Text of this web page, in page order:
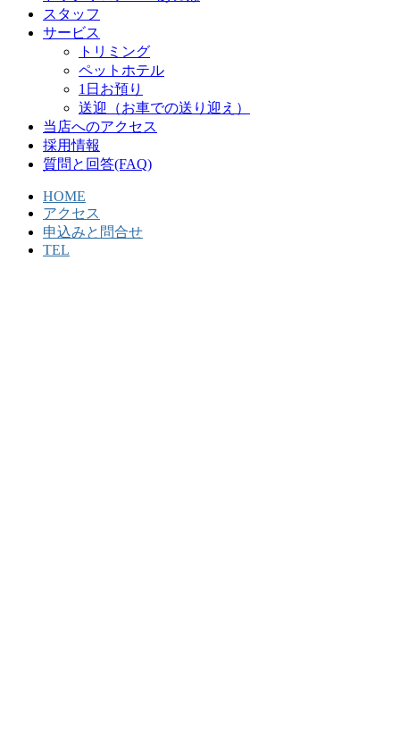
スタッフ
サービス
トリミング
ペットホテル
1日お預り
送迎（お車での送り迎え）
当店へのアクセス
採用情報
質問と回答(FAQ)
HOME
アクセス
申込みと問合せ
TEL